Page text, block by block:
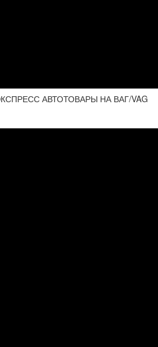
АВТОТОВАРЫ НА ВАГ/VAG